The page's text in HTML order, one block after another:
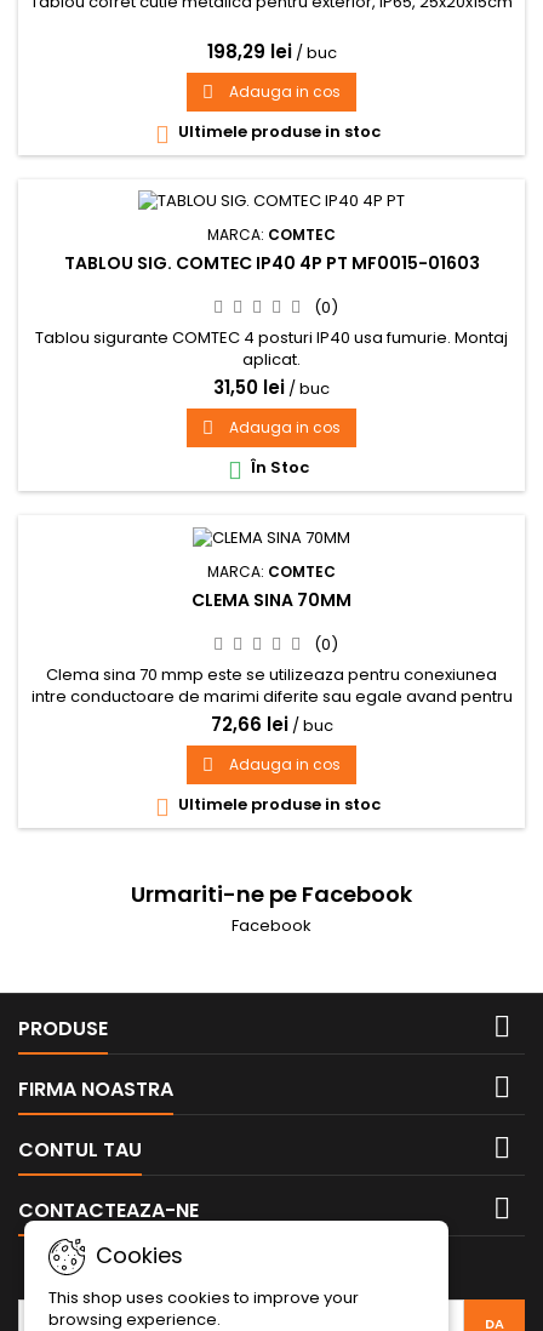
198,29 lei / buc
 Adauga in cos
 Ultimele produse in stoc
MARCA: COMTEC
TABLOU SIG. COMTEC IP40 4P PT MF0015-01603
(0)
Tablou sigurante COMTEC 4 posturi IP40 usa fumurie. Montaj
aplicat.
31,50 lei / buc
 Adauga in cos
 În Stoc
MARCA: COMTEC
CLEMA SINA 70MM
(0)
Clema sina 70 mmp este se utilizeaza pentru conexiunea
intre conductoare de marimi diferite sau egale avand pentru
organizarea spatiului in tabloul electric
72,66 lei / buc
 Adauga in cos
 Ultimele produse in stoc
Urmariti-ne pe Facebook
Facebook
PRODUSE 
FIRMA NOASTRA 
CONTUL TAU 
CONTACTEAZA-NE 
Cookies
This shop uses cookies to improve your
browsing experience.